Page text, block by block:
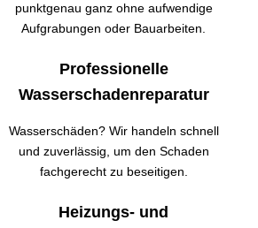
punktgenau ganz ohne aufwendige
Aufgrabungen oder Bauarbeiten.
Professionelle
Wasserschadenreparatur
Wasserschäden? Wir handeln schnell
und zuverlässig, um den Schaden
fachgerecht zu beseitigen.
Heizungs- und